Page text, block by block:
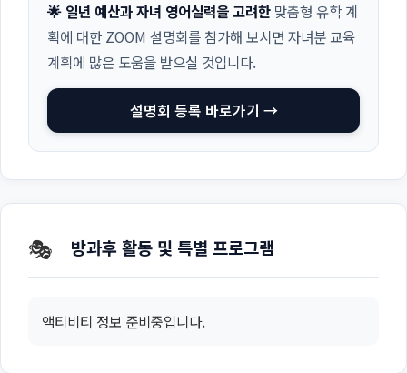
🌟 일년 예산과 자녀 영어실력을 고려한 맞춤형 유학 계
획에 대한 ZOOM 설명회를 참가해 보시면 자녀분 교육
계획에 많은 도움을 받으실 것입니다.
설명회 등록 바로가기 →
🎭 방과후 활동 및 특별 프로그램
액티비티 정보 준비중입니다.